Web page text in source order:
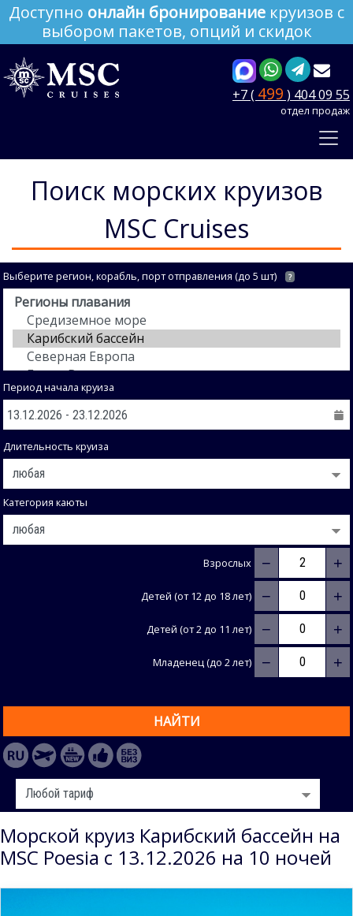
Доступно онлайн бронирование круизов с
выбором пакетов, опций и скидок
+7 ( 499 ) 404 09 55
отдел продаж
Поиск морских круизов
MSC Cruises
Выберите регион, корабль, порт отправления (до 5 шт) ?
Период начала круиза
Длительность круиза
Категория каюты
Взрослых − +
Детей (от 12 до 18 лет) − +
Детей (от 2 до 11 лет) − +
Младенец (до 2 лет) − +
НАЙТИ
Морской круиз Карибский бассейн на
MSC Poesia с 13.12.2026 на 10 ночей